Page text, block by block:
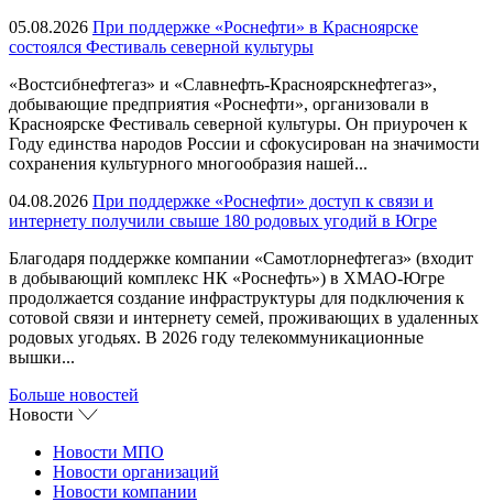
05.08.2026 При поддержке «Роснефти» в Красноярске
состоялся Фестиваль северной культуры
«Востсибнефтегаз» и «Славнефть-Красноярскнефтегаз»,
добывающие предприятия «Роснефти», организовали в
Красноярске Фестиваль северной культуры. Он приурочен к
Году единства народов России и сфокусирован на значимости
сохранения культурного многообразия нашей...
04.08.2026 При поддержке «Роснефти» доступ к связи и
интернету получили свыше 180 родовых угодий в Югре
Благодаря поддержке компании «Самотлорнефтегаз» (входит
в добывающий комплекс НК «Роснефть») в ХМАО-Югре
продолжается создание инфраструктуры для подключения к
сотовой связи и интернету семей, проживающих в удаленных
родовых угодьях. В 2026 году телекоммуникационные
вышки...
Больше новостей
Новости
Новости МПО
Новости организаций
Новости компании